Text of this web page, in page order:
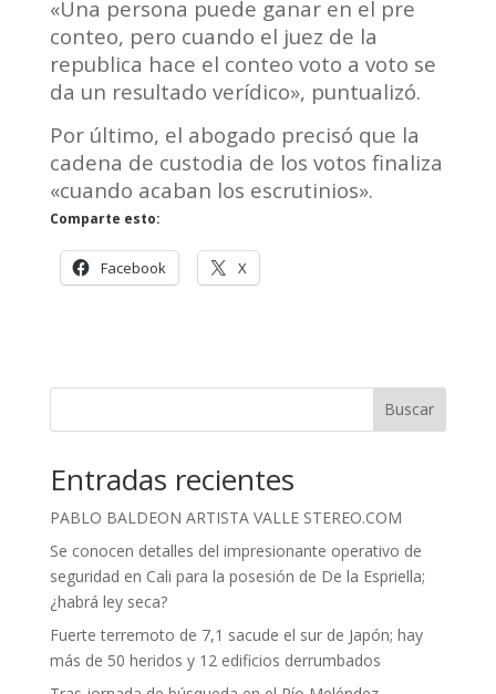
«Una persona puede ganar en el pre
conteo, pero cuando el juez de la
republica hace el conteo voto a voto se
da un resultado verídico», puntualizó.
Por último, el abogado precisó que la
cadena de custodia de los votos finaliza
«cuando acaban los escrutinios».
Comparte esto:
Facebook X
Buscar
Entradas recientes
PABLO BALDEON ARTISTA VALLE STEREO.COM
Se conocen detalles del impresionante operativo de
seguridad en Cali para la posesión de De la Espriella;
¿habrá ley seca?
Fuerte terremoto de 7,1 sacude el sur de Japón; hay
más de 50 heridos y 12 edificios derrumbados